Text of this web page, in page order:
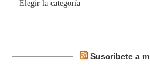
Suscribete a